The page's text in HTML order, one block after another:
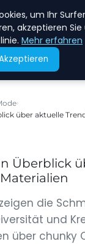
über aktuelle
Überblick
die
und
über chunky
um Ihr
akzeptieren Sie
Mehr erfahren